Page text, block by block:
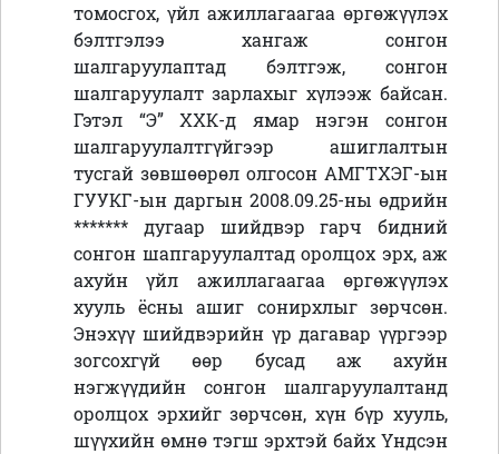
томосгох, үйл ажиллагаагаа өргөжүүлэх
бэлтгэлээ хангаж сонгон
шалгаруулаптад бэлтгэж, сонгон
шалгаруулалт зарлахыг хүлээж байсан.
Гэтэл “Э” ХХК-д ямар нэгэн сонгон
шалгаруулалтгүйгээр ашиглалтын
тусгай зөвшөөрөл олгосон АМГТХЭГ-ын
ГУУКГ-ын даргын 2008.09.25-ны өдрийн
******* дугаар шийдвэр гарч бидний
сонгон шапгаруулалтад оролцох эрх, аж
ахуйн үйл ажиллагаагаа өргөжүүлэх
хууль ёсны ашиг сонирхлыг зөрчсөн.
Энэхүү шийдвэрийн үр дагавар үүргээр
зогсохгүй өөр бусад аж ахуйн
нэгжүүдийн сонгон шалгаруулалтанд
оролцох эрхийг зөрчсөн, хүн бүр хууль,
шүүхийн өмнө тэгш эрхтэй байх Үндсэн